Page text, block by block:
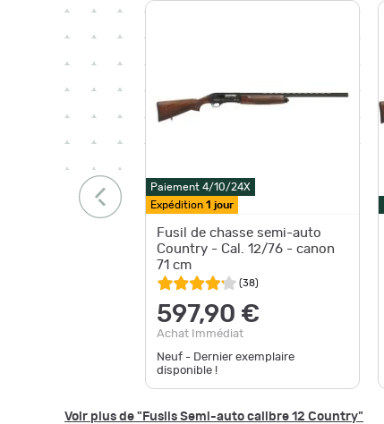
Paiement 4/10/24X
Expédition 1 jour
Fusil de chasse semi-auto
Country - Cal. 12/76 - canon
71 cm
(38)
597,90 €
Achat Immédiat
Neuf - Dernier exemplaire
disponible !
Voir plus de "Fusils Semi-auto calibre 12 Country"